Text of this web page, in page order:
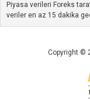
Piyasa verileri Foreks
veriler en az 15 dakika
Copyright ©